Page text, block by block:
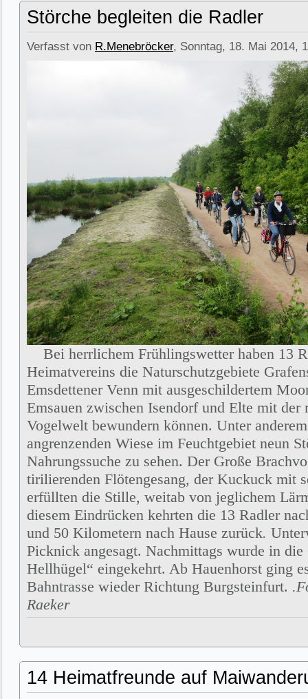
Störche begleiten die Radler
Verfasst von R.Menebröcker, Sonntag, 18. Mai 2014,
Bei herrlichem Frühlingswetter haben 13
Heimatvereins die Naturschutzgebiete
Emsdettener Venn mit ausgeschildertem
Emsauen zwischen Isendorf und Elte mit der
Vogelwelt bewundern können. Unter
angrenzenden Wiese im Feuchtgebiet neun
Nahrungssuche zu sehen. Der Große
tirilierenden Flötengesang, der Kuckuck mit
erfüllten die Stille, weitab von jeglichem
diesem Eindrücken kehrten die 13 Radler
und 50 Kilometern nach Hause zurück.
Picknick angesagt. Nachmittags wurde in die
Hellhügel“ eingekehrt. Ab Hauenhorst ging
Bahntrasse wieder Richtung Burgsteinfurt.
Raeker
14 Heimatfreunde auf